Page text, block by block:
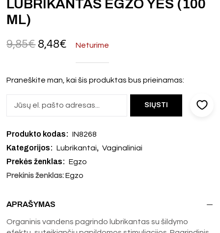
LUBRIKANTAS EGZO YES (100
ML)
9,85€ 8,48€ Neturime
Praneškite man, kai šis produktas bus prieinamas:
Produkto kodas: IN8268
Kategorijos: Lubrikantai, Vaginaliniai
Prekės ženklas: Egzo
Prekinis ženklas: Egzo
APRAŠYMAS
Organinis vandens pagrindo lubrikantas su šildymo